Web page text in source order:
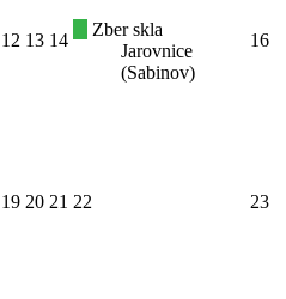
12 13 14
Zber skla
Jarovnice
(Sabinov)
16
19 20 21 22 23